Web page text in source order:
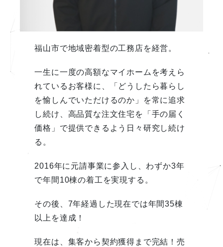
福山市で地域密着型の工務店を経営。
一生に一度の高額なマイホームを考えら
れているお客様に、「どうしたら暮らし
を愉しんでいただけるのか」を常に追求
し続け、高品質な注文住宅を「手の届く
価格」で提供できるよう日々研究し続け
る。
2016年に元請事業に参入し、わずか3年
で年間10棟の着工を実現する。
その後、7年経過した現在では年間35棟
以上を達成！
現在は、集客から契約獲得まで完結！売